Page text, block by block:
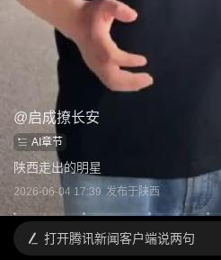
@启成撩长安
AI章节
陕西走出的明星
2026-06-04 17:39 发布于 陕西
打开腾讯新闻客户端说两句